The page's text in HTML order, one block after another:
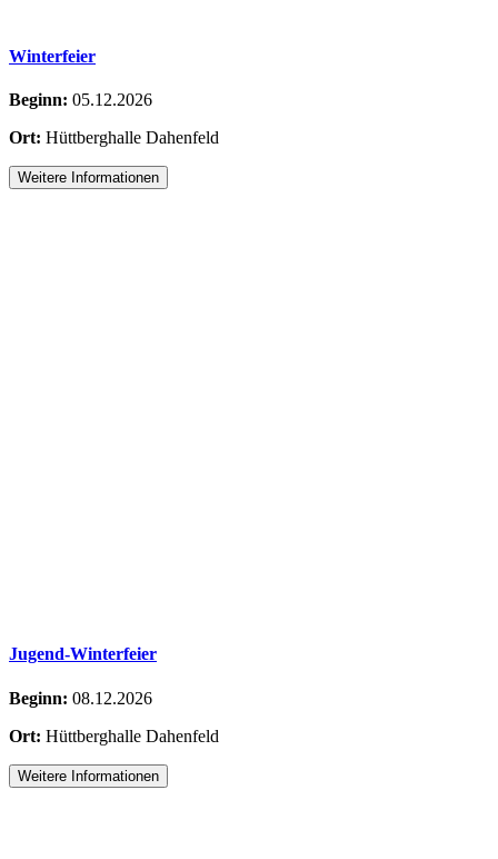
Winterfeier
Beginn: 05.12.2026
Ort: Hüttberghalle Dahenfeld
Weitere Informationen
Jugend-Winterfeier
Beginn: 08.12.2026
Ort: Hüttberghalle Dahenfeld
Weitere Informationen